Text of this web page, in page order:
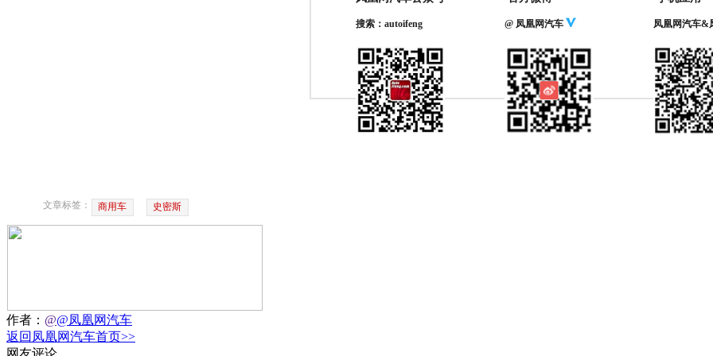
搜索：autoifeng @ 凤凰网汽车 凤凰网汽车&
文章标签： 商用车 史密斯
作者： @@凤凰网汽车
返回凤凰网汽车首页>>
网友评论